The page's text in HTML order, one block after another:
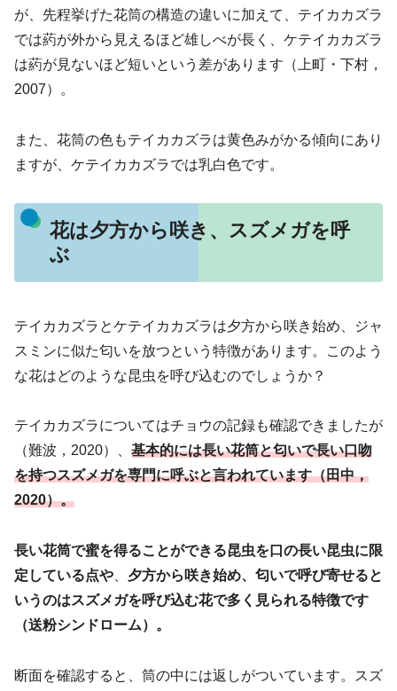
が、先程挙げた花筒の構造の違いに加えて、テイカカズラ
では葯が外から見えるほど雄しべが長く、ケテイカカズラ
は葯が見ないほど短いという差があります（上町・下村，
2007）。
また、花筒の色もテイカカズラは黄色みがかる傾向にあり
ますが、ケテイカカズラでは乳白色です。
花は夕方から咲き、スズメガを呼
ぶ
テイカカズラとケテイカカズラは夕方から咲き始め、ジャ
スミンに似た匂いを放つという特徴があります。このよう
な花はどのような昆虫を呼び込むのでしょうか？
テイカカズラについてはチョウの記録も確認できましたが
（難波，2020）、 基本的には長い花筒と匂いで長い口吻
を持つスズメガを専門に呼ぶと言われています（田中，
2020）。
長い花筒で蜜を得ることができる昆虫を口の長い昆虫に限
定している点や
夕方から咲き始め、匂いで呼び寄せると
いうのはスズメガを呼び込む花で多く見られる特徴です
（送粉シンドローム）。
断面を確認すると、筒の中には返しがついています。スズ